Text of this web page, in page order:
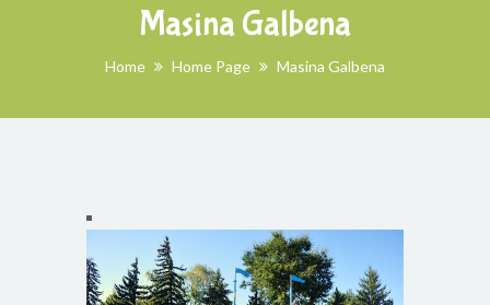
Masina Galbena
Home Home Page Masina Galbena